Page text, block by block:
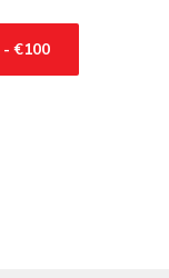
€100